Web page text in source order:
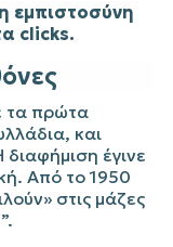
εμπιστοσύνη
clicks.
τα πρώτα
και
έγινε
Από το 1950
στις μάζες